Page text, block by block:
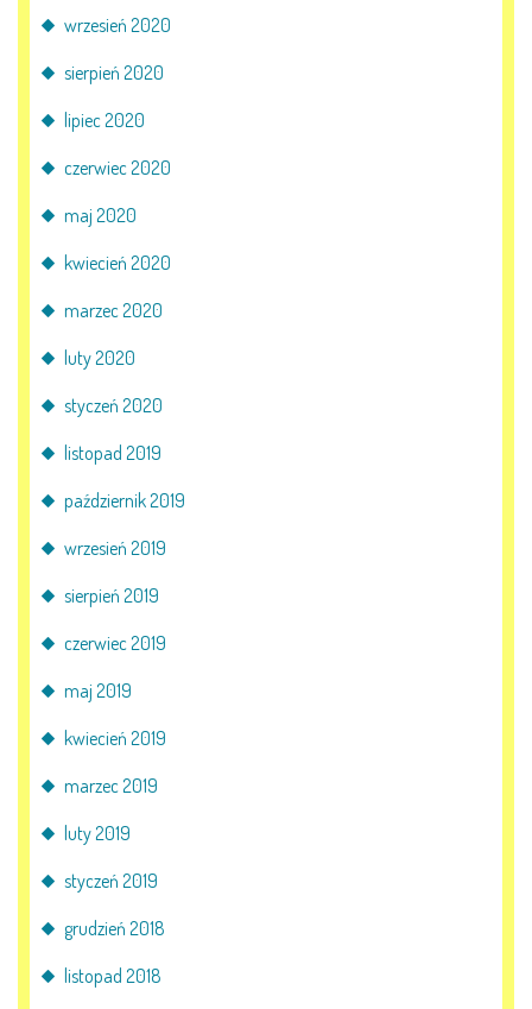
wrzesień 2020
sierpień 2020
lipiec 2020
czerwiec 2020
maj 2020
kwiecień 2020
marzec 2020
luty 2020
styczeń 2020
listopad 2019
październik 2019
wrzesień 2019
sierpień 2019
czerwiec 2019
maj 2019
kwiecień 2019
marzec 2019
luty 2019
styczeń 2019
grudzień 2018
listopad 2018